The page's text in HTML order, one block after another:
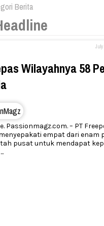
Berita
Wilayahnya 58
Passionmagz.com. – PT
empat dari enam
pusat untuk mendapat
...